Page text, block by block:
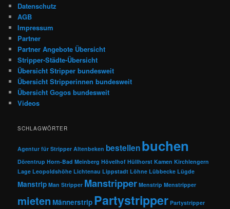
Datenschutz
AGB
Impressum
Partner
Partner Angebote Übersicht
Stripper-Städte-Übersicht
Übersicht Stripper bundesweit
Übersicht Stripperinnen bundesweit
Übersicht Gogos bundesweit
Videos
SCHLAGWÖRTER
Agentur für Stripper Altenbeken bestellenbuchen
Dörentrup Horn-Bad Meinberg Hövelhof Hüllhorst Kamen Kirchlengern
Lage Leopoldshöhe Lichtenau Lippstadt Löhne Lübbecke Lügde
Manstrip Man Stripper Manstripper Menstrip Menstripper
mieten Männerstrip Partystripper Partystripper